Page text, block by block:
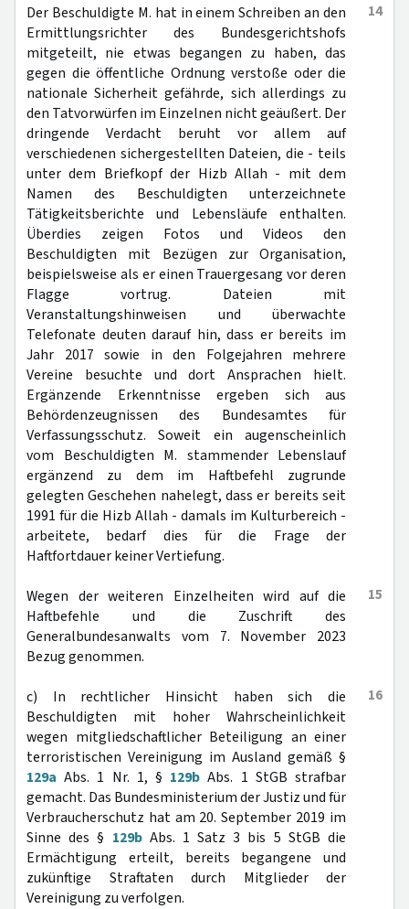
14
Der Beschuldigte M. hat in einem Schreiben an den
Ermittlungsrichter des Bundesgerichtshofs
mitgeteilt, nie etwas begangen zu haben, das
gegen die öffentliche Ordnung verstoße oder die
nationale Sicherheit gefährde, sich allerdings zu
den Tatvorwürfen im Einzelnen nicht geäußert. Der
dringende Verdacht beruht vor allem auf
verschiedenen sichergestellten Dateien, die - teils
unter dem Briefkopf der Hizb Allah - mit dem
Namen des Beschuldigten unterzeichnete
Tätigkeitsberichte und Lebensläufe enthalten.
Überdies zeigen Fotos und Videos den
Beschuldigten mit Bezügen zur Organisation,
beispielsweise als er einen Trauergesang vor deren
Flagge vortrug. Dateien mit
Veranstaltungshinweisen und überwachte
Telefonate deuten darauf hin, dass er bereits im
Jahr 2017 sowie in den Folgejahren mehrere
Vereine besuchte und dort Ansprachen hielt.
Ergänzende Erkenntnisse ergeben sich aus
Behördenzeugnissen des Bundesamtes für
Verfassungsschutz. Soweit ein augenscheinlich
vom Beschuldigten M. stammender Lebenslauf
ergänzend zu dem im Haftbefehl zugrunde
gelegten Geschehen nahelegt, dass er bereits seit
1991 für die Hizb Allah - damals im Kulturbereich -
arbeitete, bedarf dies für die Frage der
Haftfortdauer keiner Vertiefung.
15
Wegen der weiteren Einzelheiten wird auf die
Haftbefehle und die Zuschrift des
Generalbundesanwalts vom 7. November 2023
Bezug genommen.
16
c) In rechtlicher Hinsicht haben sich die
Beschuldigten mit hoher Wahrscheinlichkeit
wegen mitgliedschaftlicher Beteiligung an einer
terroristischen Vereinigung im Ausland gemäß §
129a Abs. 1 Nr. 1, § 129b Abs. 1 StGB strafbar
gemacht. Das Bundesministerium der Justiz und für
Verbraucherschutz hat am 20. September 2019 im
Sinne des § 129bAbs. 1 Satz 3 bis 5 StGB die
Ermächtigung erteilt, bereits begangene und
zukünftige Straftaten durch Mitglieder der
Vereinigung zu verfolgen.